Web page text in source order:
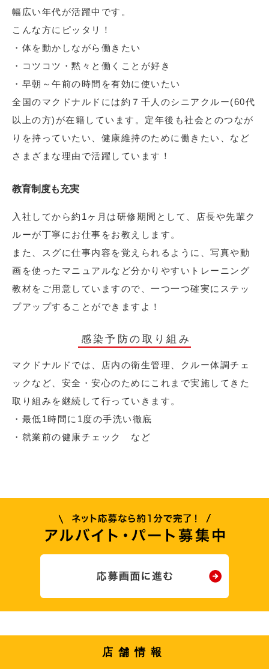
幅広い年代が活躍中です。
こんな方にピッタリ！
・体を動かしながら働きたい
・コツコツ・黙々と働くことが好き
・早朝～午前の時間を有効に使いたい
全国のマクドナルドには約７千人のシニアクルー(60代
以上の方)が在籍しています。定年後も社会とのつなが
りを持っていたい、健康維持のために働きたい、など
さまざまな理由で活躍しています！
教育制度も充実
入社してから約1ヶ月は研修期間として、店長や先輩ク
ルーが丁寧にお仕事をお教えします。
また、スグに仕事内容を覚えられるように、写真や動
画を使ったマニュアルなど分かりやすいトレーニング
教材をご用意していますので、一つ一つ確実にステッ
プアップすることができますよ！
感染予防の取り組み
マクドナルドでは、店内の衛生管理、クルー体調チェ
ックなど、安全・安心のためにこれまで実施してきた
取り組みを継続して行っていきます。
・最低1時間に1度の手洗い徹底
・就業前の健康チェック など
店舗情報